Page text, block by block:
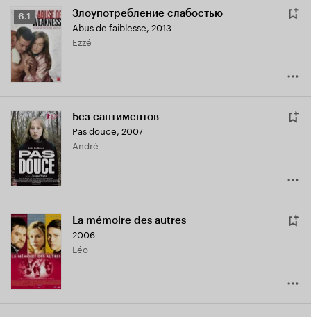
Рейтинг
Кинопоиска
6.1
6.1 Злоупотребление слабостью
Abus de faiblesse, 2013
Ezzé
Без сантиментов
Pas douce, 2007
André
La mémoire des autres
2006
Léo